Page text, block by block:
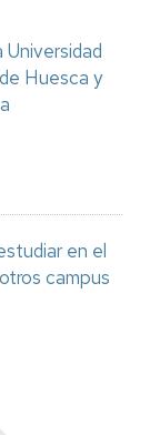
Huesca y
en el
campus